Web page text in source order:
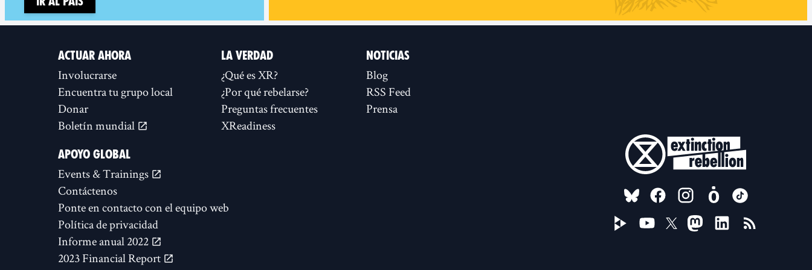
ACTUAR AHORA
Involucrarse
Encuentra tu grupo local
Donar
Boletín mundial
LA VERDAD
¿Qué es XR?
¿Por qué rebelarse?
Preguntas frecuentes
XReadiness
NOTICIAS
Blog
RSS Feed
Prensa
APOYO GLOBAL
Events & Trainings
Contáctenos
Ponte en contacto con el equipo web
Política de privacidad
Informe anual 2022
2023 Financial Report
FOLLOW US ON